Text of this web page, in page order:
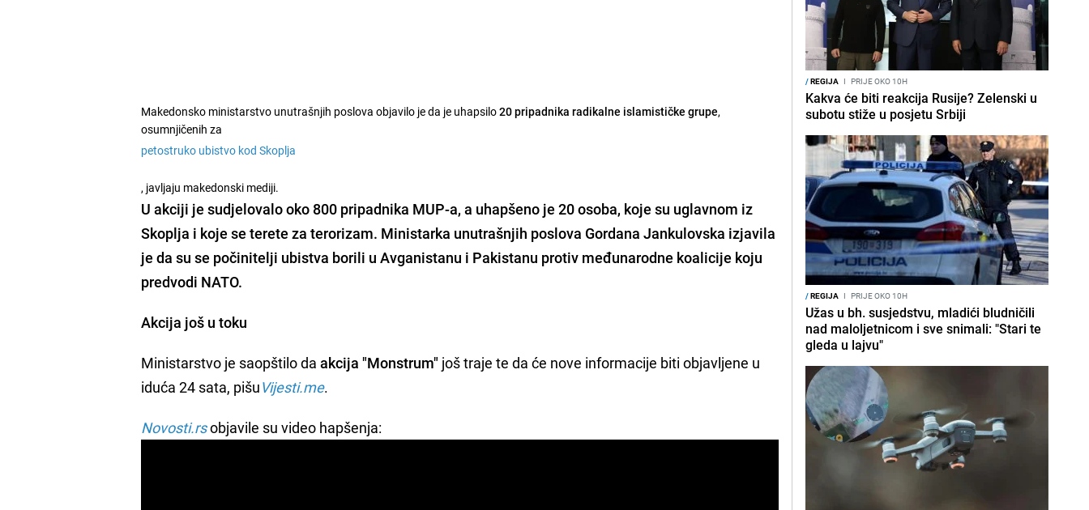
Makedonsko ministarstvo unutrašnjih poslova objavilo je da je uhapsilo20 pripadnika radikalne islamističke grupe,
osumnjičenih za
petostruko ubistvo kod Skoplja
, javljaju makedonski mediji.
U akciji je sudjelovalo oko 800 pripadnika MUP-a, a uhapšeno je 20 osoba, koje su uglavnom iz
Skoplja i koje seterete za terorizam. Ministarka unutrašnjih poslova Gordana Jankulovska izjavila
je da su se počinitelji ubistva borili u Avganistanu i Pakistanu protiv međunarodne koalicije koju
predvodi NATO.
Akcija još u toku
Ministarstvo je saopštilo daakcija "Monstrum" još traje te da će nove informacije biti objavljene u
iduća 24 sata, pišuVijesti.me.
Novosti.rsobjavile su video hapšenja:
/REGIJA I PRIJE OKO 10H
Kakva će biti reakcija Rusije? Zelenski u
subotu stiže u posjetu Srbiji
/REGIJA I PRIJE OKO 10H
Užas u bh. susjedstvu, mladići bludničili
nad maloljetnicom i sve snimali: "Stari te
gleda u lajvu"